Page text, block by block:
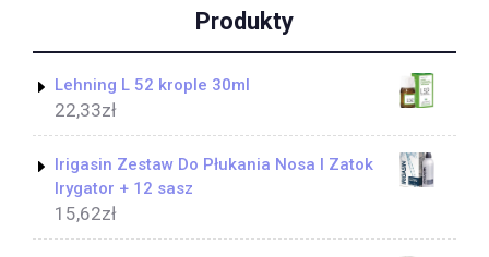
Produkty
Lehning L 52 krople 30ml
22,33zł
Irigasin Zestaw Do Płukania Nosa I Zatok
Irygator + 12 sasz
15,62zł